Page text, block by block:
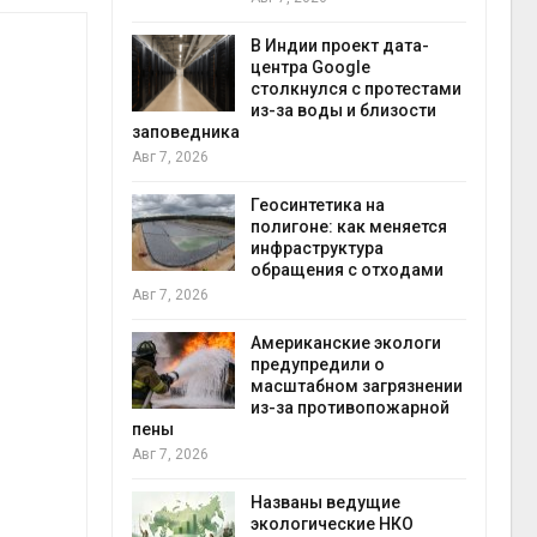
ИИ
и
фоне
В Индии проект дата-
центра Google
столкнулся с протестами
из-за воды и близости
заповедника
Авг 7, 2026
Геосинтетика на
полигоне: как меняется
инфраструктура
обращения с отходами
Авг 7, 2026
Американские экологи
предупредили о
масштабном загрязнении
из-за противопожарной
пены
Авг 7, 2026
Названы ведущие
экологические НКО